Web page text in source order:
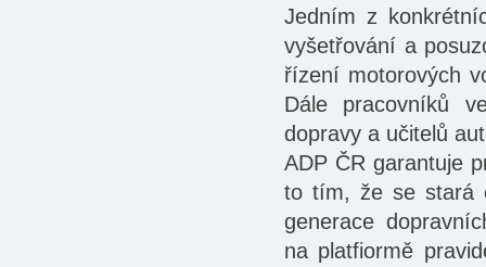
Jedním z
vyšetřování a
řízení motorových
Dále pracovníků
dopravy a učitelů
ADP ČR garantuje
to tím, že se stará
generace
na platfiormě